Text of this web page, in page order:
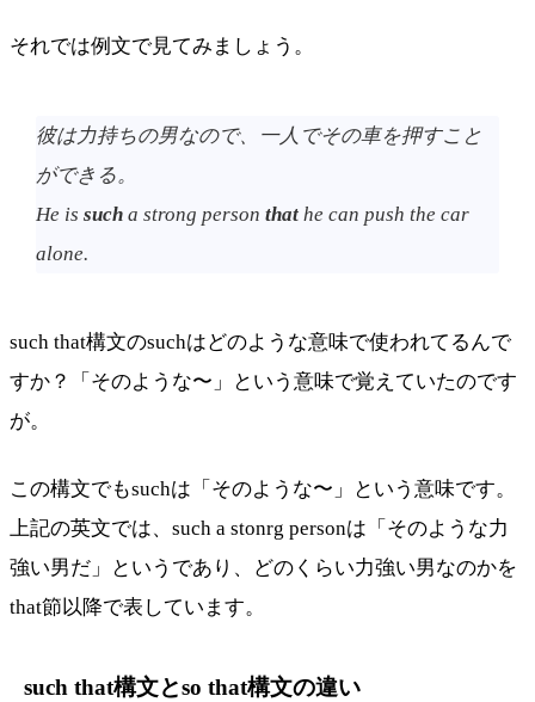
それでは例文で見てみましょう。
彼は力持ちの男なので、一人でその車を押すこと
ができる。
He issucha strong person that he can push the car
alone.
such that構文のsuchはどのような意味で使われてるんで
すか？「そのような〜」という意味で覚えていたのです
が。
この構文でもsuchは「そのような〜」という意味です。
上記の英文では、such a stonrg personは「そのような力
強い男だ」というであり、どのくらい力強い男なのかを
that節以降で表しています。
such that構文とso that構文の違い